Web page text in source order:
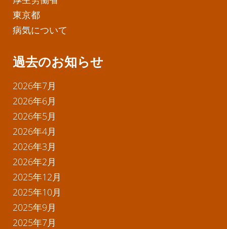
東京都
病気について
過去のお知らせ
2026年7月
2026年6月
2026年5月
2026年4月
2026年3月
2026年2月
2025年12月
2025年10月
2025年9月
2025年7月